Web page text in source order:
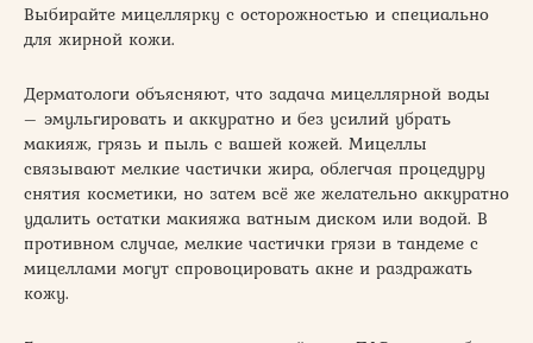
Выбирайте мицеллярку с осторожностью и специально
для жирной кожи.
Дерматологи объясняют, что задача мицеллярной воды
– эмульгировать и аккуратно и без усилий убрать
макияж, грязь и пыль с вашей кожей. Мицеллы
связывают мелкие частички жира, облегчая процедуру
снятия косметики, но затем всё же желательно аккуратно
удалить остатки макияжа ватным диском или водой. В
противном случае, мелкие частички грязи в тандеме с
мицеллами могут спровоцировать акне и раздражать
кожу.